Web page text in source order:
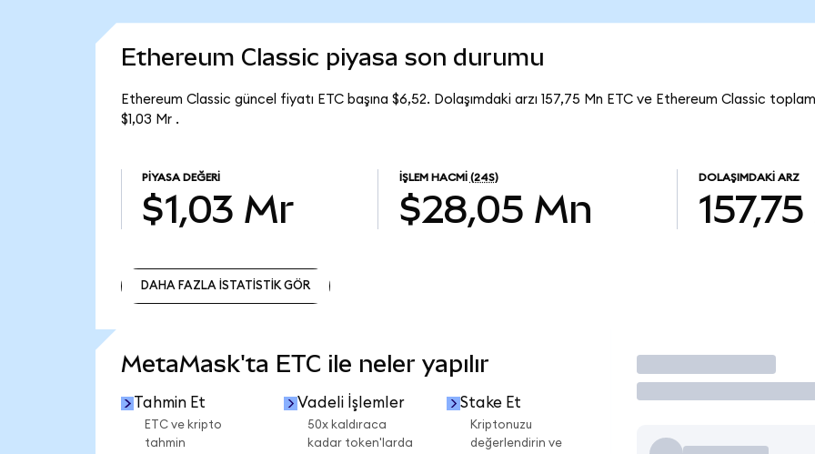
Ethereum Classic piyasa son durumu
Ethereum Classic güncel fiyatı ETC başına $6,52. Dolaşımdaki arzı 157,75 Mn ETC ve Ethereum Classic
$1,03 Mr .
PIYASA DEĞERI
$1,03 Mr
İŞLEM HACMI (24S)
$28,05 Mn
DOLAŞIMDAKI ARZ
DAHA FAZLA İSTATİSTİK GÖR
MetaMask'ta ETC ile neler yapılır
Tahmin Et
ETC ve kripto
tahmin
Vadeli İşlemler
50x kaldıraca
kadar token'larda
Stake Et
Kriptonuzu
değerlendirin ve
İşlem Yap